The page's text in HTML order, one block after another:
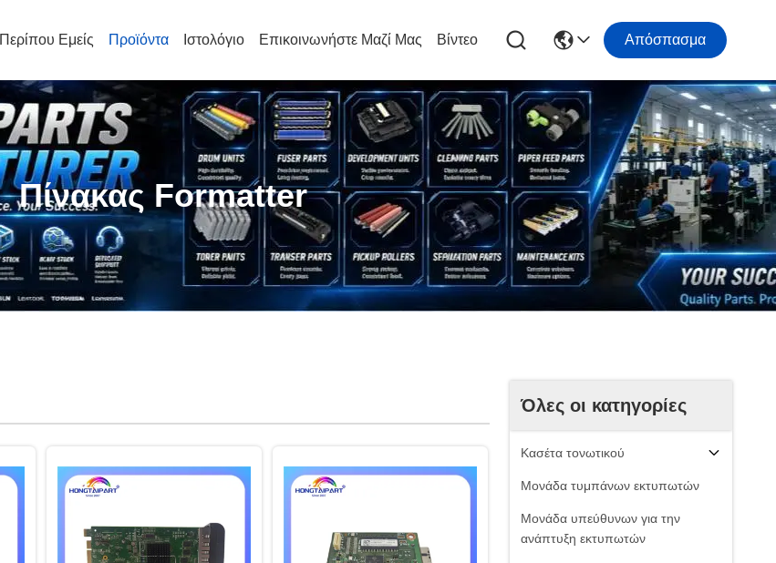
Περίπου Εμείς Προϊόντα Ιστολόγιο Επικοινωνήστε Μαζί Μας Βίντεο Απόσπασμα
Πίνακας Formatter
Όλες οι κατηγορίες
Κασέτα τονωτικού
Μονάδα τυμπάνων εκτυπωτών
Μονάδα υπεύθυνων για την
ανάπτυξη εκτυπωτών